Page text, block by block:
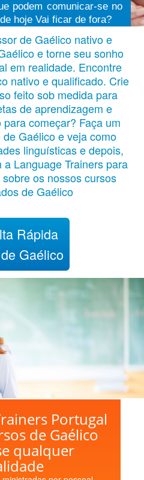
podem comunicar-se no
hoje Vai ficar de fora?
de Gaélico nativo e
e torne seu sonho
em realidade. Encontre
nativo e qualificado. Crie
feito sob medida para
de aprendizagem e
começar? Faça um
Gaélico e veja como
linguísticas e depois,
Language Trainers para
os nossos cursos
de Gaélico
Rápida
Gaélico
Portugal
de Gaélico
qualquer